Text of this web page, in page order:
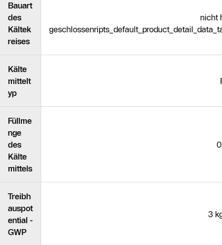
Bauart
des
Kältek
reises
nicht
Kälte
mittelt
yp
Füllme
nge
des
Kälte
mittels
Treibh
auspot
ential -
GWP
3